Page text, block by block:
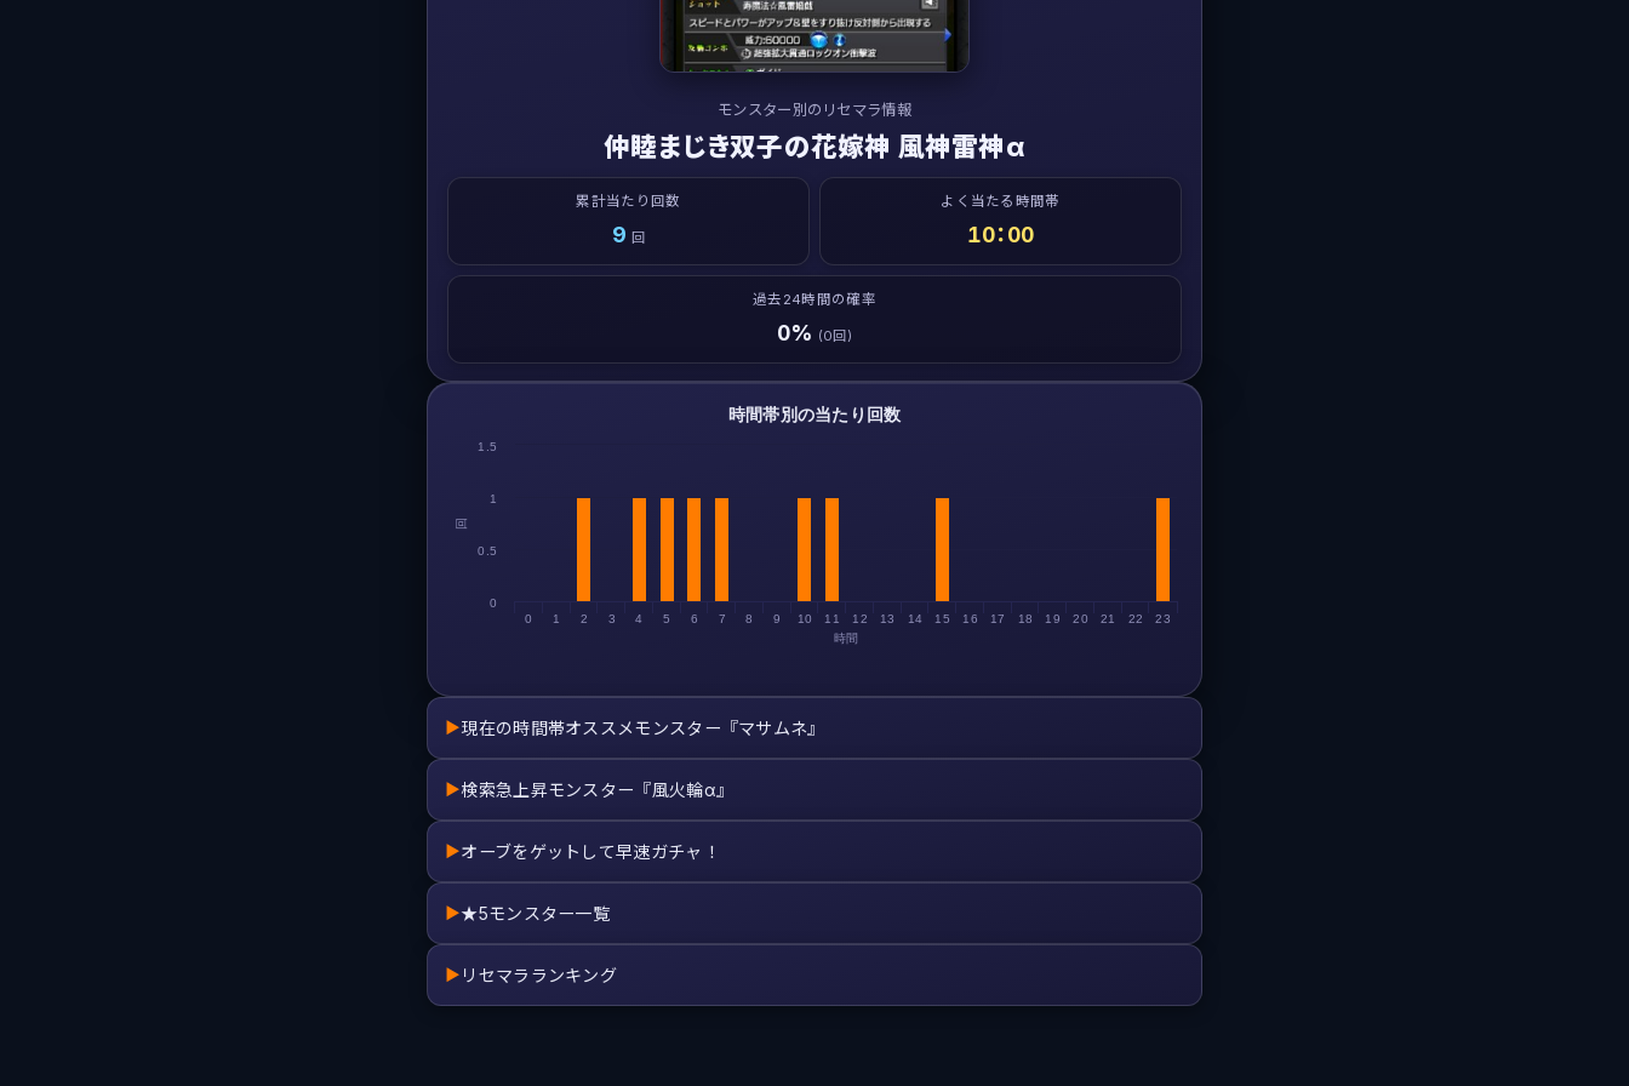
モンスター別のリセマラ情報
仲睦まじき双子の花嫁神 風神雷神α
累計当たり回数
9 回
よく当たる時間帯
10：00
過去24時間の確率
0% (0回)
時間
回
時間帯別の当たり回数
0 1 2 3 4 5 6 7 8 9 10 11 12 13 14 15 16 17 18 19 20 21 22 23
0
0.5
1
1.5
▶現在の時間帯オススメモンスター『マサムネ』
▶検索急上昇モンスター『風火輪α』
▶オーブをゲットして早速ガチャ！
▶★5モンスター一覧
▶ リセマラランキング